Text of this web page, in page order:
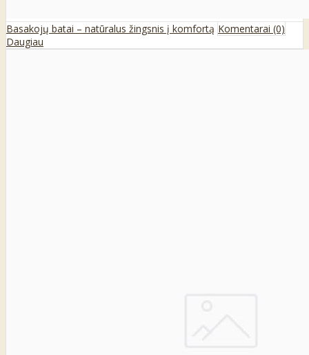
Basakojų batai – natūralus žingsnis į komfortą Komentarai (0)
Daugiau